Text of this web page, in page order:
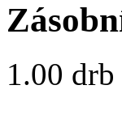
1.00 drb